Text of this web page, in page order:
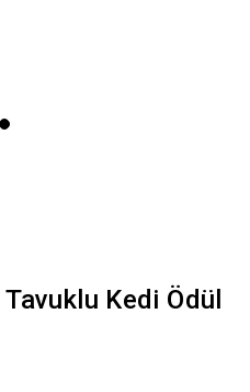
Kedi Ödül